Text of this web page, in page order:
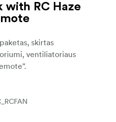
with RC Haze
skirtas
ventiliatoriaus